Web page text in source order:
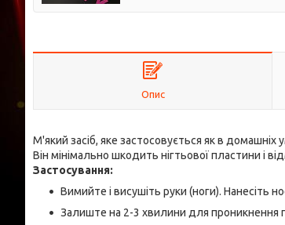
Опис
M'який засіб, яке застосовується як в
Він мінімально шкодить нігтьової пластини і
Застосування:
Вимийте і висушіть руки (ноги). Нанесіть
Залиште на 2-3 хвилини для проникнення